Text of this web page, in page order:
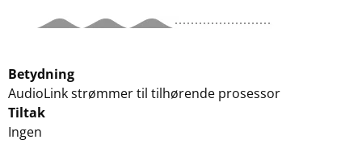
Betydning
AudioLink strømmer til tilhørende prosessor
Tiltak
Ingen